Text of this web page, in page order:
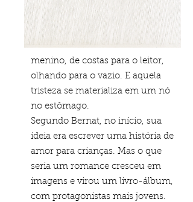
menino, de costas para o leitor,
olhando para o vazio. E aquela
tristeza se materializa em um nó
no estômago.
Segundo Bernat, no início, sua
ideia era escrever uma história de
amor para crianças. Mas o que
seria um romance cresceu em
imagens e virou um livro-álbum,
com protagonistas mais jovens.